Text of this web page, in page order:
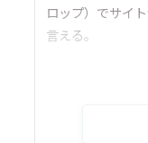
ロップ）でサイ
言える。